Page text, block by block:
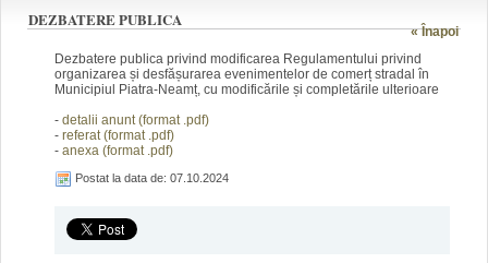
« Înapoi
DEZBATERE PUBLICA
Dezbatere publica privind modificarea Regulamentului privind
organizarea și desfășurarea evenimentelor de comerț stradal în
Municipiul Piatra-Neamț, cu modificările și completările ulterioare
- detalii anunt (format .pdf)
- referat (format .pdf)
- anexa (format .pdf)
Postat la data de: 07.10.2024